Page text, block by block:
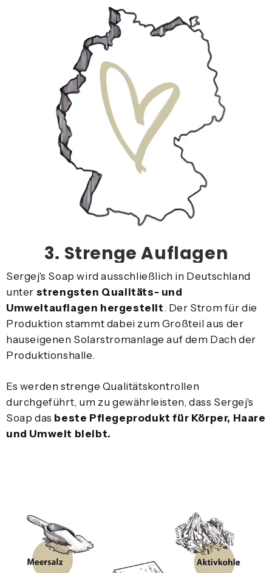
3. Strenge Auflagen
Sergej's Soap wird ausschließlich in Deutschland
unter strengsten Qualitäts- und
Umweltauflagen hergestellt . Der Strom für die
Produktion stammt dabei zum Großteil aus der
hauseigenen Solarstromanlage auf dem Dach der
Produktionshalle.
Es werden strenge Qualitätskontrollen
durchgeführt, um zu gewährleisten, dass Sergej's
Soap das beste Pflegeprodukt für Körper, Haare
und Umwelt bleibt.